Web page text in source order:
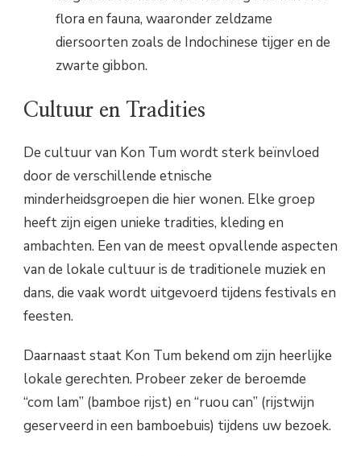
flora en fauna, waaronder zeldzame
diersoorten zoals de Indochinese tijger en de
zwarte gibbon.
Cultuur en Tradities
De cultuur van Kon Tum wordt sterk beïnvloed
door de verschillende etnische
minderheidsgroepen die hier wonen. Elke groep
heeft zijn eigen unieke tradities, kleding en
ambachten. Een van de meest opvallende aspecten
van de lokale cultuur is de traditionele muziek en
dans, die vaak wordt uitgevoerd tijdens festivals en
feesten.
Daarnaast staat Kon Tum bekend om zijn heerlijke
lokale gerechten. Probeer zeker de beroemde
“com lam” (bamboe rijst) en “ruou can” (rijstwijn
geserveerd in een bamboebuis) tijdens uw bezoek.